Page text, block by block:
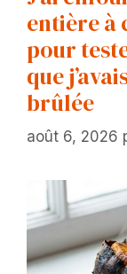
entière à
pour
que
brûlée
août 6, 2026